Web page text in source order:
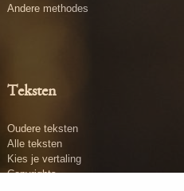
Andere methodes
Teksten
Oudere teksten
Alle teksten
Kies je vertaling
Copyrights